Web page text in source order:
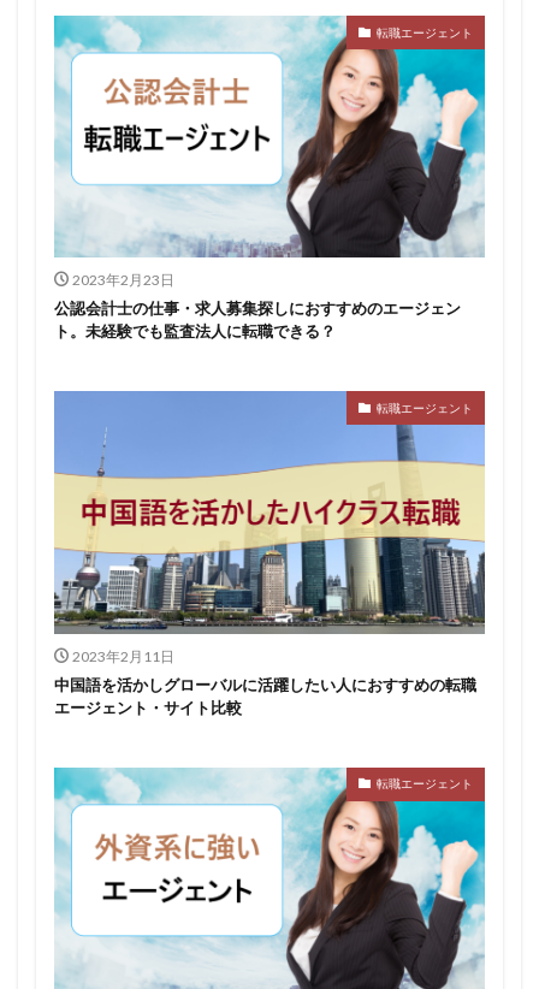
転職エージェント
2023年2月23日
公認会計士の仕事・求人募集探しにおすすめのエージェン
ト。未経験でも監査法人に転職できる？
転職エージェント
2023年2月11日
中国語を活かしグローバルに活躍したい人におすすめの転職
エージェント・サイト比較
転職エージェント